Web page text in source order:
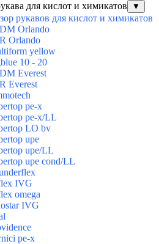
для кислот и химикатов
▼
рукавов для кислот и химикатов
Orlando
Orlando
yellow
10 - 20
Everest
Everest
pe-x
pe-x/LL
LO bv
upe
upe/LL
upe cond/LL
IVG
omega
IVG
pe-x